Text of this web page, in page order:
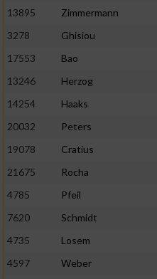
13895
Zimmermann
3278
Ghisiou
17553
Bao
13246
Herzog
14254
Haaks
20032
Peters
19078
Cratius
21675
Rocha
4785
Pfeil
7620
Schmidt
4735
Losem
4597
Weber